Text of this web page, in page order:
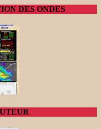
DES ONDES